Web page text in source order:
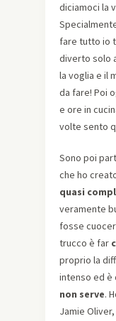
diciamoci la
fare tutto io
diverto solo
la voglia e il
da fare! Poi
e ore in
volte sento
Sono poi
che ho
quasi
veramente
fosse
trucco è far
proprio la
intenso ed è
non serve.
Jamie